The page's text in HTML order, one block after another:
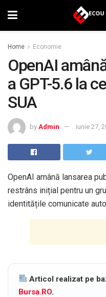
Home Economie
OpenAI
a GPT-5.6 la
SUA
by Admin iunie 27,
OpenAI amână lansarea
restrâns inițial pentru un
identitățile comunicate
Articol realizat pe
Bursa.RO.